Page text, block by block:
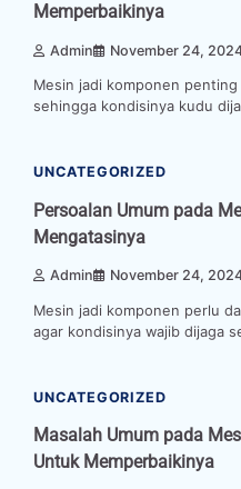
Memperbaikinya
Admin November 24,
Mesin jadi komponen
sehingga kondisinya kudu
UNCATEGORIZED
Persoalan Umum pada
Mengatasinya
Admin November 24,
Mesin jadi komponen perlu
agar kondisinya wajib dijaga
UNCATEGORIZED
Masalah Umum pada
Untuk Memperbaikinya